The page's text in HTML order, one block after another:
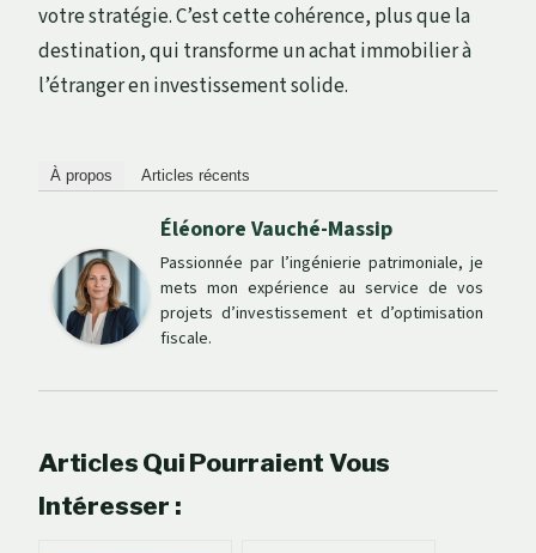
votre stratégie. C’est cette cohérence, plus que la
destination, qui transforme un achat immobilier à
l’étranger en investissement solide.
À propos Articles récents
Éléonore Vauché-Massip
Passionnée par l’ingénierie patrimoniale, je
mets mon expérience au service de vos
projets d’investissement et d’optimisation
fiscale.
Articles Qui Pourraient Vous
Intéresser :